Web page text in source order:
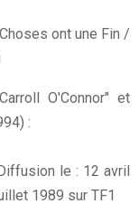
ont une Fin /
O'Connor" et
:
le : 12 avril
1989 sur TF1